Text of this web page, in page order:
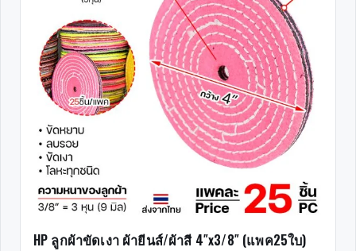
HP ลูกผ้าขัดเงา ผ้ายีนส์/ผ้าสี 4″x3/8″ (แพค25ใบ)